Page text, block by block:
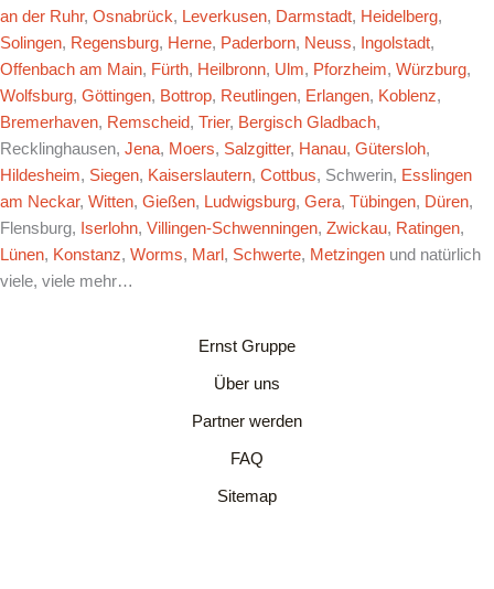
an der Ruhr, Osnabrück, Leverkusen, Darmstadt, Heidelberg,
Solingen, Regensburg, Herne, Paderborn, Neuss, Ingolstadt,
Offenbach am Main, Fürth, Heilbronn, Ulm, Pforzheim, Würzburg,
Wolfsburg, Göttingen, Bottrop, Reutlingen, Erlangen, Koblenz,
Bremerhaven, Remscheid, Trier, Bergisch Gladbach,
Recklinghausen, Jena, Moers, Salzgitter, Hanau, Gütersloh,
Hildesheim, Siegen, Kaiserslautern, Cottbus, Schwerin, Esslingen
am Neckar, Witten, Gießen, Ludwigsburg, Gera, Tübingen, Düren,
Flensburg, Iserlohn, Villingen-Schwenningen, Zwickau, Ratingen,
Lünen, Konstanz, Worms, Marl , Schwerte, Metzingen und natürlich
viele, viele mehr…
Ernst Gruppe
Über uns
Partner werden
FAQ
Sitemap